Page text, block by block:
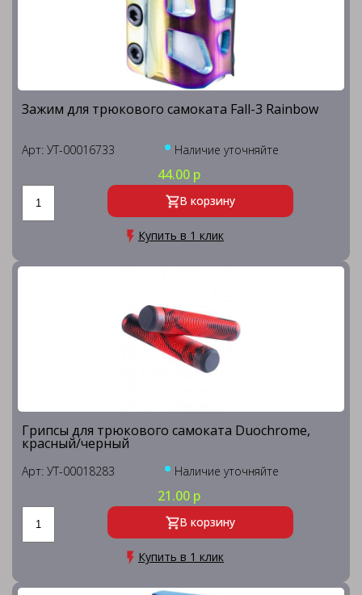
Зажим для трюкового самоката Fall-3 Rainbow
Арт: УТ-00016733 Наличие уточняйте
44.00 р
В корзину
Купить в 1 клик
Грипсы для трюкового самоката Duochrome,
красный/черный
Арт: УТ-00018283 Наличие уточняйте
21.00 р
В корзину
Купить в 1 клик